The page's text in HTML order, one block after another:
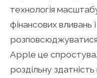
технологія
фінансових вливань
Apple це
роздільну